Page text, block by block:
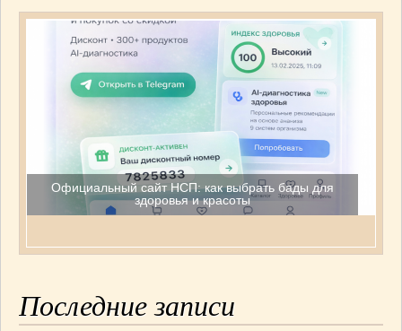
Путешествия(13)
Рукоделие(2)
Сад и огород
Свадьба (16)
(44)
Официальный сайт НСП: как выбрать бады для
здоровья и красоты
1
2
3
4
5
Последние записи